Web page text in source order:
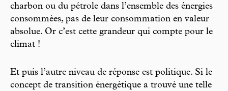
charbon ou du pétrole dans l’ensemble des énergies
consommées, pas de leur consommation en valeur
absolue. Or c’est cette grandeur qui compte pour le
climat !
Et puis l’autre niveau de réponse est politique. Si le
concept de transition énergétique a trouvé une telle